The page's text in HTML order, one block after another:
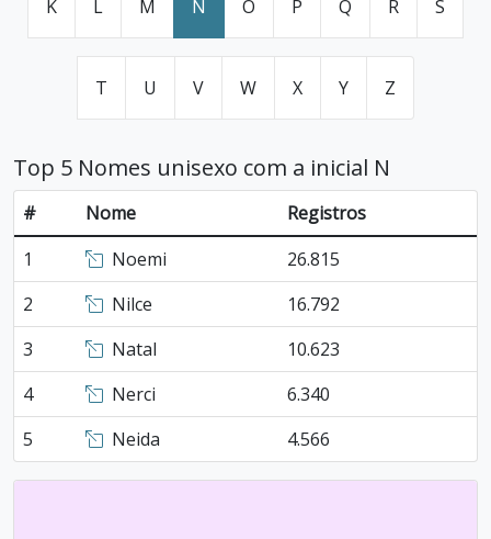
K L M N O P Q R S
T U V W X Y Z
Top 5 Nomes unisexo com a inicial N
# Nome
Registros
1
Noemi
26.815
2
Nilce
16.792
3
Natal
10.623
4
Nerci
6.340
5
Neida 4.566